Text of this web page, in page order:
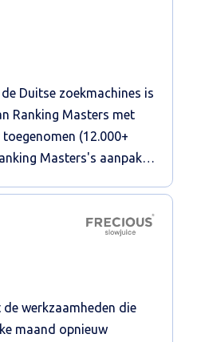
wordt er goed werk
de hand van een
de acties
de website en
de Duitse zoekmachines is
Ranking Masters met
(12.000+
Masters's aanpak
is zeer prettig. Wij
werkzaamheden die
maand opnieuw